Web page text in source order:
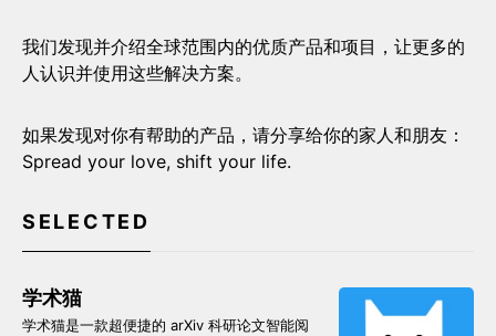
我们发现并介绍全球范围内的优质产品和项目，让更多的
人认识并使用这些解决方案。
如果发现对你有帮助的产品，请分享给你的家人和朋友：
Spread your love, shift your life.
SELECTED
学术猫
学术猫是一款超便捷的 arXiv 科研论文智能阅